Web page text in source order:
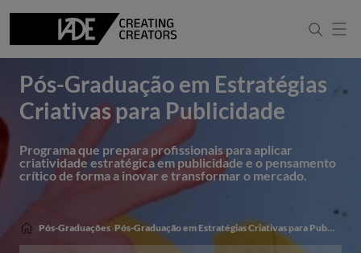
Pós-Graduação em Estratégias
Criativas para Publicidade
Programa que prepara profissionais para aplicar
criatividade estratégica em publicidade e o pensamento
crítico de forma a inovar e transformar o mercado.
Pós-Graduações Pós-Graduação em Estratégias Criativas para Publicidade
English
Apresentação